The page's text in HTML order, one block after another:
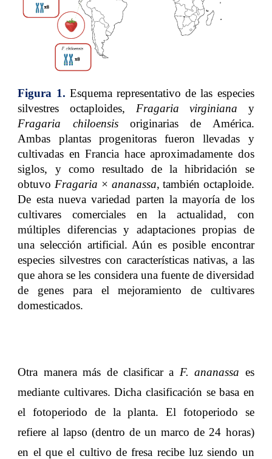
Figura 1. Esquema representativo de las especies
silvestres octaploides, Fragaria virginiana y
Fragaria chiloensisoriginarias de América.
Ambas plantas progenitoras fueron llevadas y
cultivadas en Francia hace aproximadamente dos
siglos, y como resultado de la hibridación se
obtuvo Fragaria × ananassa, también octaploide.
De esta nueva variedad parten la mayoría de los
cultivares comerciales en la actualidad, con
múltiples diferencias y adaptaciones propias de
una selección artificial. Aún es posible encontrar
especies silvestres con características nativas, a las
que ahora se les considera una fuente de diversidad
de genes para el mejoramiento de cultivares
domesticados.
Otra manera más de clasificar a F. ananassa es
mediante cultivares. Dicha clasificación se basa en
el fotoperiodo de la planta. El fotoperiodo se
refiere al lapso (dentro de un marco de 24 horas)
en el que el cultivo de fresa recibe luz siendo un